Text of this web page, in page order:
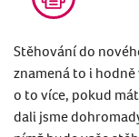
Stěhování do
znamená to i
o to více, pokud
dali jsme